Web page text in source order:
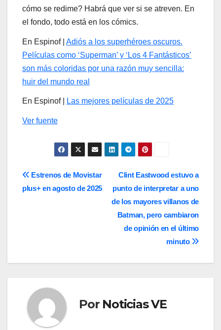
cómo se redime? Habrá que ver si se atreven. En
el fondo, todo está en los cómics.
En Espinof | Adiós a los superhéroes oscuros.
Películas como ‘Superman’ y ‘Los 4 Fantásticos’
son más coloridas por una razón muy sencilla:
huir del mundo real
En Espinof | Las mejores películas de 2025
Ver fuente
Navegación
de
Clint Eastwood estuvo a
punto de interpretar a uno
de los mayores villanos de
Batman, pero cambiaron
de opinión en el último
minuto
Estrenos de Movistar
plus+ en agosto de 2025
Por Noticias VE